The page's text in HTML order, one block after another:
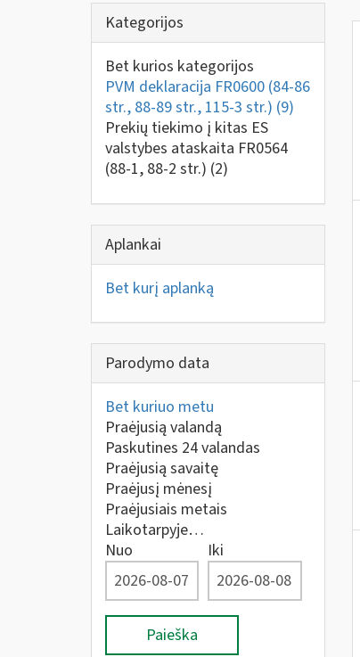
Kategorijos
Bet kurios kategorijos
PVM deklaracija FR0600 (84-86
str., 88-89 str., 115-3 str.) (9)
Prekių tiekimo į kitas ES
valstybes ataskaita FR0564
(88-1, 88-2 str.) (2)
Aplankai
Bet kurį aplanką
Parodymo data
Bet kuriuo metu
Praėjusią valandą
Paskutines 24 valandas
Praėjusią savaitę
Praėjusį mėnesį
Praėjusiais metais
Laikotarpyje…
Nuo
Iki
Paieška